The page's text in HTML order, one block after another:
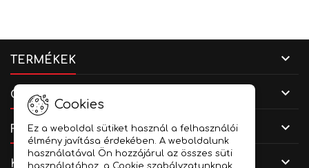
TERMÉKEK 
CÉGADATOK 
FIÓKOD 
KAPCSOLAT 
Cookies
Ez a weboldal sütiket használ a felhasználói
élmény javítása érdekében. A weboldalunk
használatával Ön hozzájárul az összes süti
használatához, a Cookie szabályzatunknak